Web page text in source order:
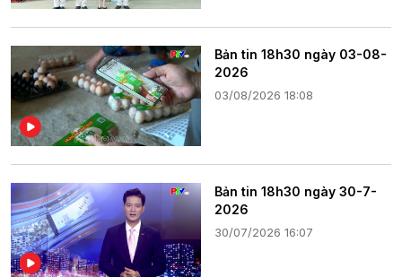
Bản tin 18h30 ngày 03-08-
2026
03/08/2026 18:08
Bản tin 18h30 ngày 30-7-
2026
30/07/2026 16:07